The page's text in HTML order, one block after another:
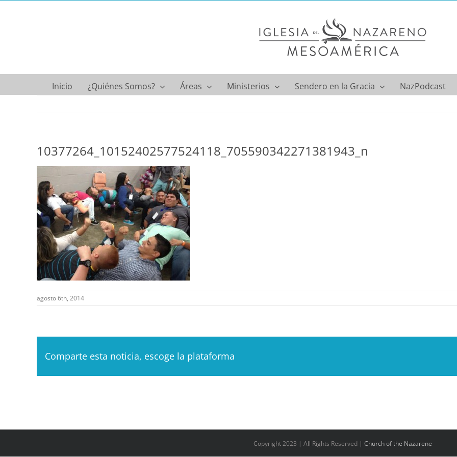
Inicio ¿Quiénes Somos? Áreas Ministerios Sendero en la Gracia NazPodcast
10377264_10152402577524118_705590342271381943_n
agosto 6th, 2014
Comparte esta noticia, escoge la plataforma
Copyright 2023 | All Rights Reserved | Church of the Nazarene